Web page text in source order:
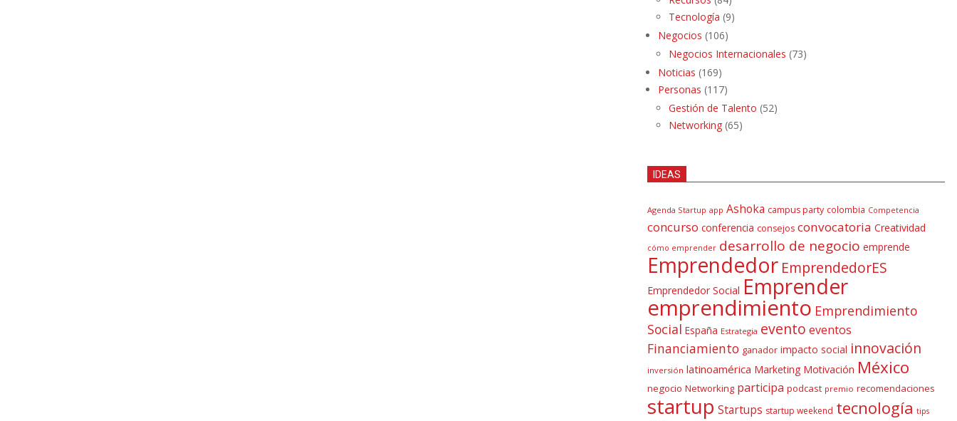
Tecnología (9)
Negocios (106)
Negocios Internacionales (73)
Noticias (169)
Personas (117)
Gestión de Talento (52)
Networking (65)
IDEAS
Agenda Startup app Ashoka campus party colombia Competencia
concurso conferencia consejos convocatoria Creatividad
cómo emprender desarrollo de negocio emprende
Emprendedor EmprendedorES
Emprendedor Social Emprender
emprendimiento Emprendimiento
Social España Estrategia evento eventos
Financiamiento ganador impacto social innovación
inversión latinoamérica Marketing Motivación México
negocio Networking participa podcast premio recomendaciones
startup Startups startup weekend tecnología tips